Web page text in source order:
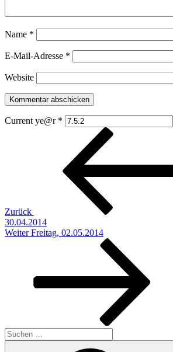
Name *
E-Mail-Adresse *
Website
Current ye@r *
Beitragsnavigation
Zurück
30.04.2014
Nächster
Weiter Freitag, 02.05.2014
Suchen
nach: